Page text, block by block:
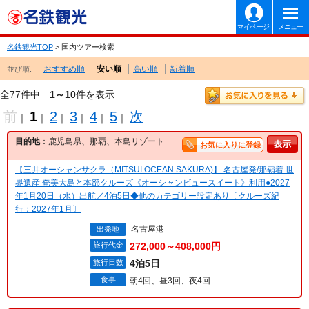
マイページ メニュー
名鉄観光TOP > 国内ツアー検索
並び順: おすすめ順 安い順 高い順 新着順
全77件中 1～10件を表示
前 ｜ 1 ｜ 2 ｜ 3 ｜ 4 ｜ 5 ｜ 次
目的地：鹿児島県、那覇、本島リゾート お気に入りに登録
【三井オーシャンサクラ（MITSUI OCEAN SAKURA)】 名古屋発/那覇着 世
界遺産 奄美大島と本部クルーズ《オーシャンビュースイート》利用●2027
年1月20日（水）出航／4泊5日◆他のカテゴリー設定あり〔クルーズ紀
行：2027年1月〕
出発地 名古屋港
旅行代金 272,000～408,000円
旅行日数 4泊5日
食事 朝4回、昼3回、夜4回